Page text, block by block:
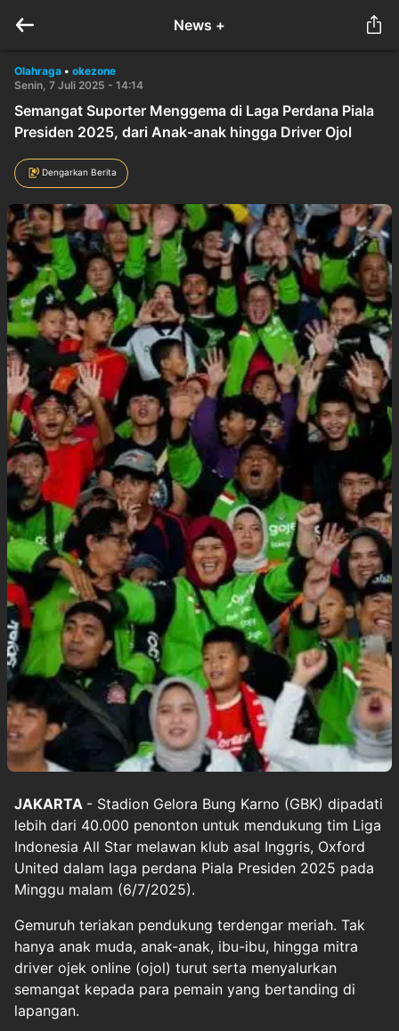
News +
Olahraga • okezone
Senin, 7 Juli 2025 - 14:14
Semangat Suporter Menggema di Laga Perdana Piala
Presiden 2025, dari Anak-anak hingga Driver Ojol
Dengarkan Berita
JAKARTA - Stadion Gelora Bung Karno (GBK) dipadati
lebih dari 40.000 penonton untuk mendukung tim Liga
Indonesia All Star melawan klub asal Inggris, Oxford
United dalam laga perdana Piala Presiden 2025 pada
Minggu malam (6/7/2025).
Gemuruh teriakan pendukung terdengar meriah. Tak
hanya anak muda, anak-anak, ibu-ibu, hingga mitra
driver ojek online (ojol) turut serta menyalurkan
semangat kepada para pemain yang bertanding di
lapangan.